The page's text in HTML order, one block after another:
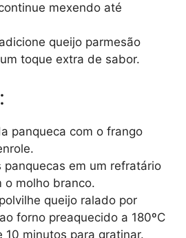
mexendo até
queijo parmesão
toque extra de sabor.
panqueca com o frango
panquecas em um refratário
o molho branco.
queijo ralado por
forno preaquecido a 180ºC
10 minutos para gratinar.